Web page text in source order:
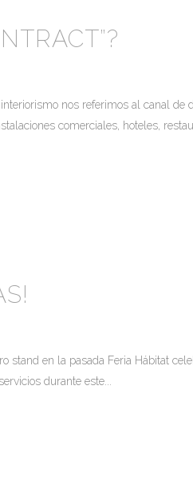
nos referimos al canal
comerciales, hoteles,
en la pasada Feria Hábitat
durante este...